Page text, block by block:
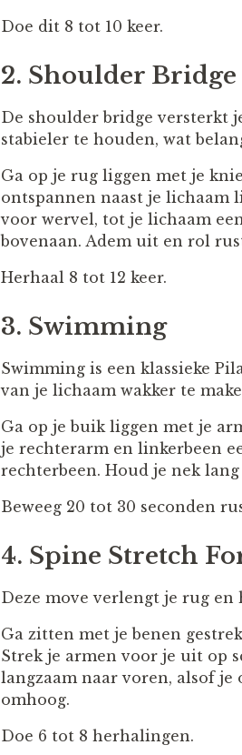
Doe dit 8 tot 10 keer.
2. Shoulder Bridge
De shoulder bridge versterkt
stabieler te houden, wat
Ga op je rug liggen met je
ontspannen naast je lichaam
voor wervel, tot je lichaam
bovenaan. Adem uit en rol
Herhaal 8 tot 12 keer.
3. Swimming
Swimming is een klassieke
van je lichaam wakker te
Ga op je buik liggen met je
je rechterarm en linkerbeen
rechterbeen. Houd je nek
Beweeg 20 tot 30 seconden
4. Spine Stretch
Deze move verlengt je rug
Ga zitten met je benen
Strek je armen voor je uit op
langzaam naar voren, alsof
omhoog.
Doe 6 tot 8 herhalingen.